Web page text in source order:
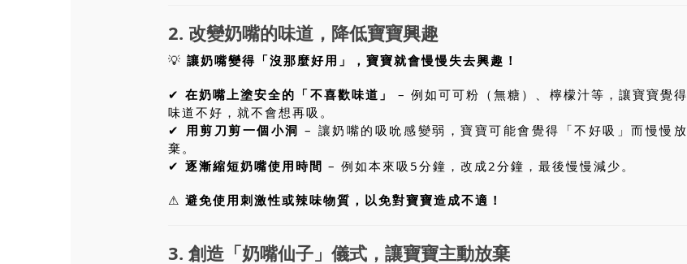
2. 改變奶嘴的味道，降低寶寶興趣
💡 讓奶嘴變得「沒那麼好用」，寶寶就會慢慢失去興趣！
✔在奶嘴上塗安全的「不喜歡味道」
– 例如可可粉（無糖）、檸檬汁等，讓寶寶覺得
味道不好，就不會想再吸。
✔
用剪刀剪一個小洞 – 讓奶嘴的吸吮感變弱，寶寶可能會覺得「不好吸」而慢慢放
棄。
✔ 逐漸縮短奶嘴使用時間 – 例如本來吸5分鐘，改成2分鐘，最後慢慢減少。
⚠ 避免使用刺激性或辣味物質，以免對寶寶造成不適！
3. 創造「奶嘴仙子」儀式，讓寶寶主動放棄